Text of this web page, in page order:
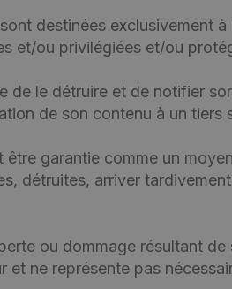
destinées exclusivement
et/ou privilégiées et/ou
de le détruire et de notifier
de son contenu à un tiers
garantie comme un
détruites, arriver
ou dommage résultant
ne représente pas